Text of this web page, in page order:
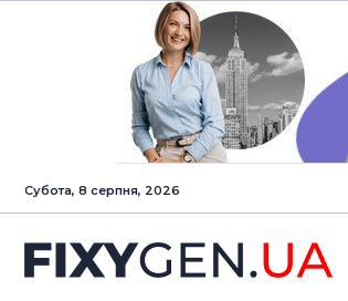
Субота, 8 серпня, 2026